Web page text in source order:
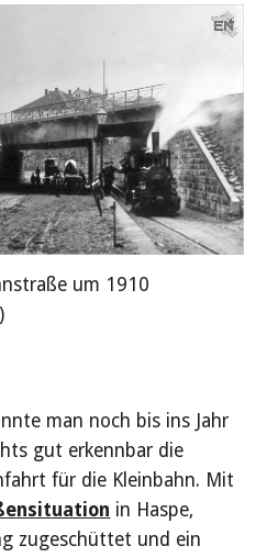
um 1910
man noch bis ins Jahr
gut erkennbar die
für die Kleinbahn. Mit
in Haspe,
zugeschüttet und ein